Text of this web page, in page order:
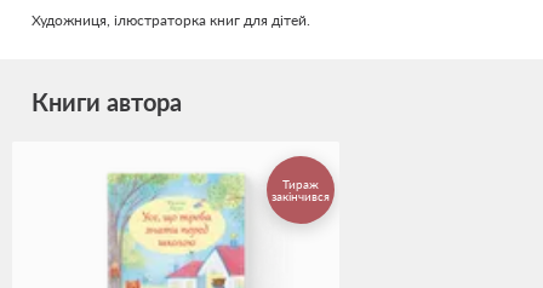
Художниця, ілюстраторка книг для дітей.
Книги автора
Тираж
закінчився